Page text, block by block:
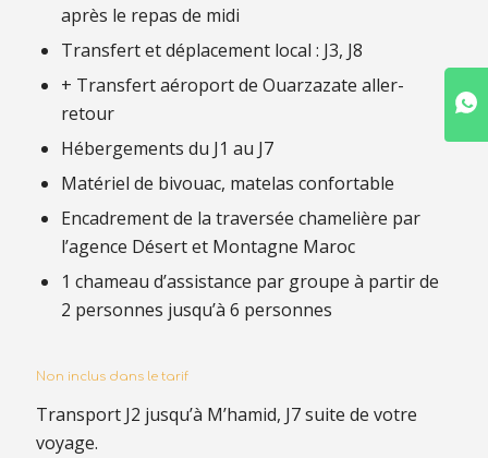
après le repas de midi
Transfert et déplacement local : J3, J8
+ Transfert aéroport de Ouarzazate aller-
retour
Hébergements du J1 au J7
Matériel de bivouac, matelas confortable
Encadrement de la traversée chamelière par
l’agence Désert et Montagne Maroc
1 chameau d’assistance par groupe à partir de
2 personnes jusqu’à 6 personnes
Non inclus dans le tarif
Transport J2 jusqu’à M’hamid, J7 suite de votre
voyage.